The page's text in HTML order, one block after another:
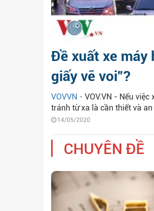
Đề xuất xe máy
giấy vẽ voi”?
VOVVN - VOV.VN - Nếu
tránh từ xa là cần thiết và
14/05/2020
CHUYÊN ĐỀ